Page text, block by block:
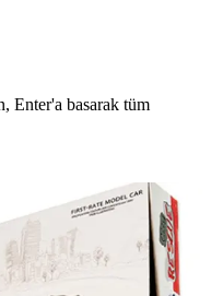
Enter'a basarak tüm